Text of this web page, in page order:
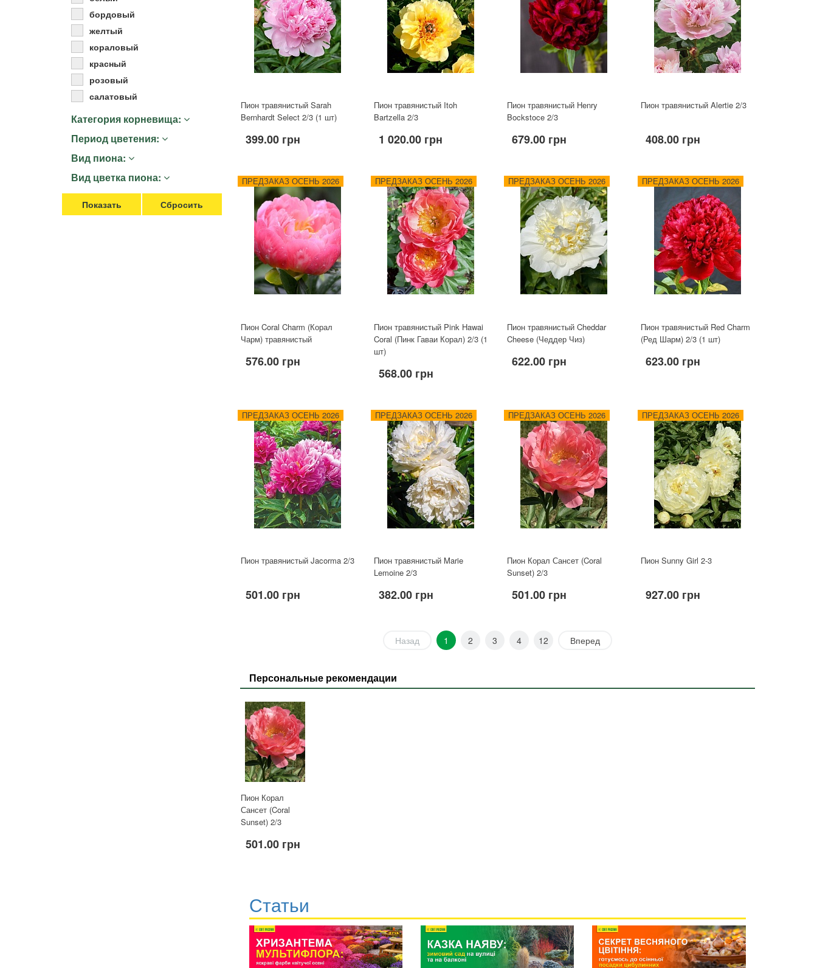
Садовые фигуры
Мицелий грибов
Товары для дома
бордовый
желтый
кораловый
красный
розовый
салатовый
Категория корневища:
Период цветения:
Вид пиона:
Вид цветка пиона:
Пион травянистый Sarah
Bernhardt Select 2/3 (1 шт)
399.00 грн
Пион травянистый Itoh
Bartzella 2/3
1 020.00 грн
Пион травянистый Henry
Bockstoce 2/3
679.00 грн
Пион травянистый Alertie 2/3
408.00 грн
ПРЕДЗАКАЗ ОСЕНЬ 2026
Пион Coral Charm (Корал
Чарм) травянистый
576.00 грн
ПРЕДЗАКАЗ ОСЕНЬ 2026
Пион травянистый Pink Hawai
Coral (Пинк Гаваи Корал) 2/3 (1
шт)
568.00 грн
ПРЕДЗАКАЗ ОСЕНЬ 2026
Пион травянистый Cheddar
Cheese (Чеддер Чиз)
622.00 грн
ПРЕДЗАКАЗ ОСЕНЬ 2026
Пион травянистый Red Charm
(Ред Шарм) 2/3 (1 шт)
623.00 грн
ПРЕДЗАКАЗ ОСЕНЬ 2026
Пион травянистый Jacorma 2/3
501.00 грн
ПРЕДЗАКАЗ ОСЕНЬ 2026
Пион травянистый Marie
Lemoine 2/3
382.00 грн
ПРЕДЗАКАЗ ОСЕНЬ 2026
Пион Корал Сансет (Coral
Sunset) 2/3
501.00 грн
ПРЕДЗАКАЗ ОСЕНЬ 2026
Пион Sunny Girl 2-3
927.00 грн
Назад 1 2 3 4 12 Вперед
Персональные рекомендации
Пион Корал
Сансет (Coral
Sunset) 2/3
501.00 грн
Статьи